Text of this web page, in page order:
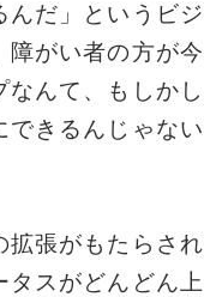
んだ」というビジ
障がい者の方が今
んて、もしかし
できるんじゃない
拡張がもたらされ
タスがどんどん上